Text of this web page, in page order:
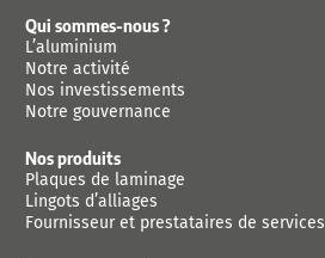
Qui sommes-nous ?
L’aluminium
Notre activité
Nos investissements
Notre gouvernance
Nos produits
Plaques de laminage
Lingots d’alliages
Fournisseur et prestataires de services